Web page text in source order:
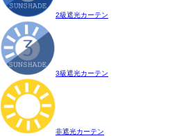
2級遮光カーテン
3級遮光カーテン
非遮光カーテン